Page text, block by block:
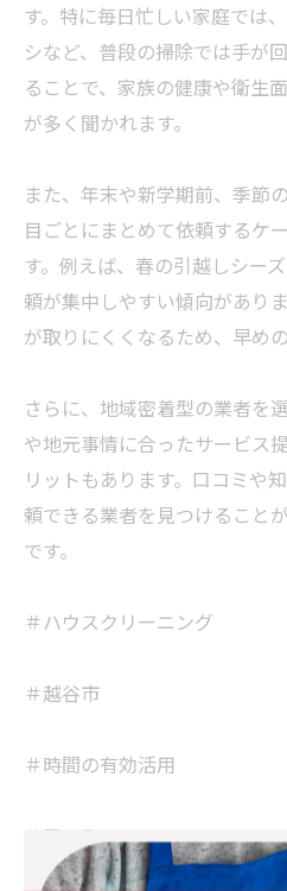
す。特に毎日忙しい家庭では
シなど、普段の掃除では手が
ることで、家族の健康や衛生
が多く聞かれます。
また、年末や新学期前、季節
目ごとにまとめて依頼するケ
す。例えば、春の引越しシー
頼が集中しやすい傾向があり
が取りにくくなるため、早め
さらに、地域密着型の業者を
や地元事情に合ったサービス
リットもあります。口コミや
頼できる業者を見つけること
です。
＃ハウスクリーニング
＃越谷市
＃時間の有効活用
＃口コミ